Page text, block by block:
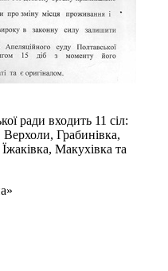
ради входить 11 сіл:
Грабинівка,
Макухівка та